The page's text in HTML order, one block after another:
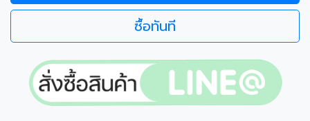
ซื้อทันที